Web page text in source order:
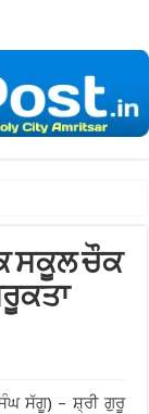
ਸਕੂਲ ਚੌਕ
ਸੱਗੂ) – ਸ਼੍ਰੀ ਗੁਰੂ